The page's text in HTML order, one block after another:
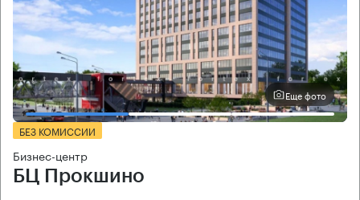
Еще фото
БЕЗ КОМИССИИ
Бизнес-центр
БЦ Прокшино